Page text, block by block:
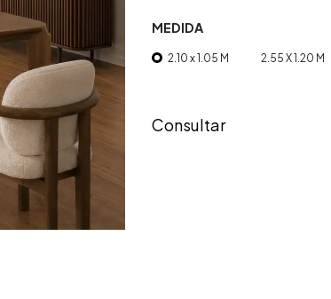
MEDIDA
2.10 x 1.05 M 2.55 X 1.20 M
Consultar